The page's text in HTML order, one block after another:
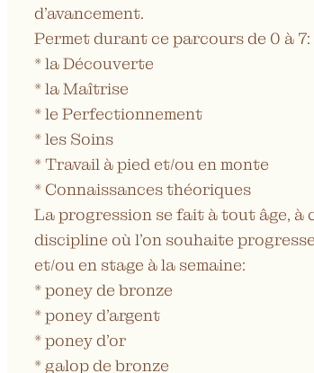
d’avancement.
Permet durant ce parcours de 0 à 7:
* la Découverte
* la Maîtrise
* le Perfectionnement
* les Soins
* Travail à pied et/ou en monte
* Connaissances théoriques
La progression se fait à tout âge, à
discipline où l’on souhaite
et/ou en stage à la semaine:
* poney de bronze
* poney d’argent
* poney d’or
* galop de bronze